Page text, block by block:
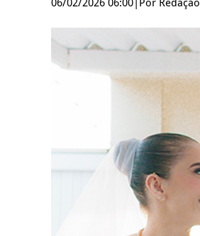
06/02/2026 06:00 Por Redação